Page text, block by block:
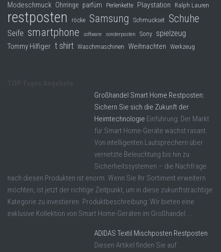
Modeschmuck Ohrringe parfüm Perlenkette Playstation Ralph Lauren
restposten röcke Samsung Schmuckset Schuhe
Seife smartphone software sonderposten Sony spielzeug
Tommy Hilfiger t shirt Waschmaschinen Weihnachten Werkzeug
Großhandel Smart Home Restposten:
Sichern Sie sich die Zukunft der
Heimtechnologie Einführung: Der Markt
für Smart Home-Geräte wächst rasant.
Von intelligenten Lautsprechern über
vernetzte Beleuchtung bis hin zu
Sicherheitssystemen – die Nachfrage
nach diesen Produkten ist enorm. Wenn Sie Ihr Sortiment erweitern
möchten, ist jetzt der richtige Zeitpunkt, um in diese zukunftsträchtige
Kategorie zu investieren. Produktbeschreibung: Wir bieten eine
exklusive Kollektion von Smart Home-Geräten im Großhandel ...
ADIDAS Textil Mischposten Restposten
Diesen Artikel finden Sie auf